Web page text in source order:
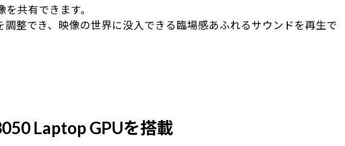
共有できます。
整でき、映像の世界に没入できる臨場感あふれるサウンドを再生で
Laptop GPUを搭載